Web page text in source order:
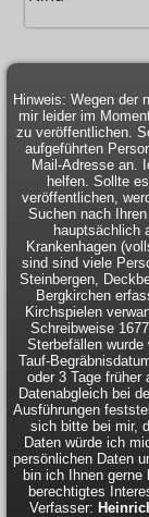
Hinweis: Wegen der
mir leider im
zu veröffentlichen.
aufgeführten
Mail-Adresse an.
helfen. Sollte
veröffentlichen,
Suchen nach
hauptsächlich
Krankenhagen
sind sind viele
Steinbergen,
Bergkirchen
Kirchspielen
Schreibweise
Sterbefällen
Tauf-
oder 3 Tage
Datenabgleich bei
Ausführungen
sich bitte bei mir,
Daten würde ich
persönlichen Daten
bin ich Ihnen
berechtigtes
Verfasser: